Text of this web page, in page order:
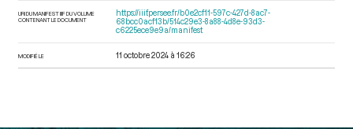
URI DU MANIFEST IIIF DU VOLUME
CONTENANT LE DOCUMENT
https://iiif.persee.fr/b0e2cf11-597c-427d-8ac7-
68bcc0acf13b/514c29e3-8a88-4d8e-93d3-
c6225ece9e9a/manifest
MODIFIÉ LE 11 octobre 2024 à 16:26